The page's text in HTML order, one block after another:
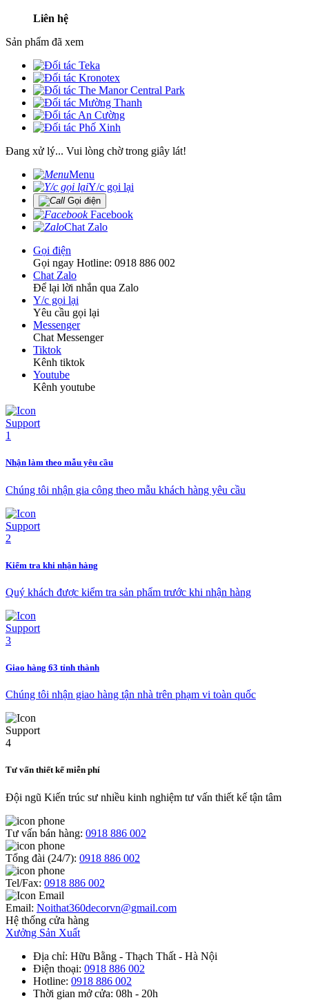
Liên hệ
Sản phẩm đã xem
Đang xử lý... Vui lòng chờ trong giây lát!
Menu
Y/c gọi lại
Gọi điện
Facebook
Chat Zalo
Gọi điện
Gọi ngay Hotline: 0918 886 002
Chat Zalo
Để lại lời nhắn qua Zalo
Y/c gọi lại
Yêu cầu gọi lại
Messenger
Chat Messenger
Tiktok
Kênh tiktok
Youtube
Kênh youtube
Nhận làm theo mẫu yêu cầu
Chúng tôi nhận gia công theo mẫu khách hàng yêu cầu
Kiểm tra khi nhận hàng
Quý khách được kiểm tra sản phẩm trước khi nhận hàng
Giao hàng 63 tỉnh thành
Chúng tôi nhận giao hàng tận nhà trên phạm vi toàn quốc
Tư vấn thiết kế miễn phí
Đội ngũ Kiến trúc sư nhiều kinh nghiệm tư vấn thiết kế tận tâm
Tư vấn bán hàng: 0918 886 002
Tổng đài (24/7): 0918 886 002
Tel/Fax: 0918 886 002
Email: Noithat360decorvn@gmail.com
Hệ thống cửa hàng
Xưởng Sản Xuất
Địa chỉ: Hữu Bằng - Thạch Thất - Hà Nội
Điện thoại: 0918 886 002
Hotline: 0918 886 002
Thời gian mở cửa: 08h - 20h